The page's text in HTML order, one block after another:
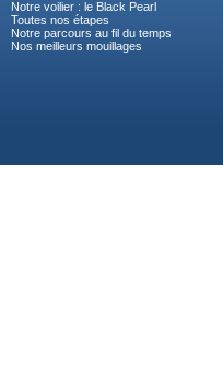
Notre voilier : le Black Pearl
Toutes nos étapes
Notre parcours au fil du temps
Nos meilleurs mouillages